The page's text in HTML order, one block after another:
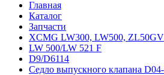
Главная
Каталог
Запчасти
XCMG LW300, LW500, ZL50GV
LW 500/LW 521 F
D9/D6114
Седло выпускного клапана